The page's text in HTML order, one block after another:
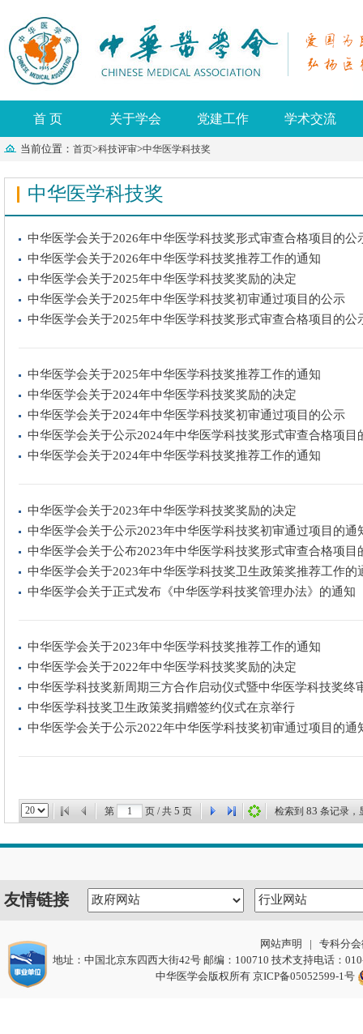
首 页 关于学会 党建工作 学术交流
当前位置： 首页>科技评审>中华医学科技奖
中华医学科技奖
中华医学会关于2026年中华医学科技奖形式审查合格项目的公
中华医学会关于2026年中华医学科技奖推荐工作的通知
中华医学会关于2025年中华医学科技奖奖励的决定
中华医学会关于2025年中华医学科技奖初审通过项目的公示
中华医学会关于2025年中华医学科技奖形式审查合格项目的公
中华医学会关于2025年中华医学科技奖推荐工作的通知
中华医学会关于2024年中华医学科技奖奖励的决定
中华医学会关于2024年中华医学科技奖初审通过项目的公示
中华医学会关于公示2024年中华医学科技奖形式审查合格项目
中华医学会关于2024年中华医学科技奖推荐工作的通知
中华医学会关于2023年中华医学科技奖奖励的决定
中华医学会关于公示2023年中华医学科技奖初审通过项目的通
中华医学会关于公布2023年中华医学科技奖形式审查合格项目
中华医学会关于2023年中华医学科技奖卫生政策奖推荐工作的
中华医学会关于正式发布《中华医学科技奖管理办法》的通知
中华医学会关于2023年中华医学科技奖推荐工作的通知
中华医学会关于2022年中华医学科技奖奖励的决定
中华医学科技奖新周期三方合作启动仪式暨中华医学科技奖终
中华医学科技奖卫生政策奖捐赠签约仪式在京举行
中华医学会关于公示2022年中华医学科技奖初审通过项目的通
第 页 / 共 5 页 检索到 83 条记录，
友情链接
网站声明 | 专科分
地址：中国北京东四西大街42号 邮编：100710 技术支持电话：
中华医学会版权所有 京ICP备05052599-1号